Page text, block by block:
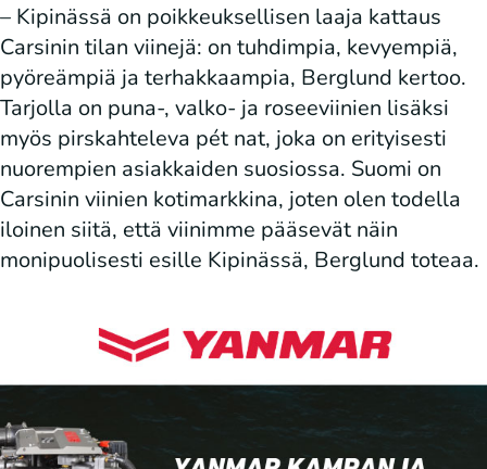
– Kipinässä on poikkeuksellisen laaja kattaus
Carsinin tilan viinejä: on tuhdimpia, kevyempiä,
pyöreämpiä ja terhakkaampia, Berglund kertoo.
Tarjolla on puna-, valko- ja roseeviinien lisäksi
myös pirskahteleva pét nat, joka on erityisesti
nuorempien asiakkaiden suosiossa. Suomi on
Carsinin viinien kotimarkkina, joten olen todella
iloinen siitä, että viinimme pääsevät näin
monipuolisesti esille Kipinässä, Berglund toteaa.